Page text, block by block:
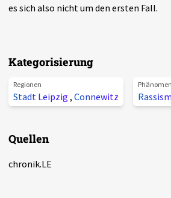
es sich also nicht um den ersten Fall.
Kategorisierung
Regionen
Stadt Leipzig , Connewitz
Quellen
chronik.LE